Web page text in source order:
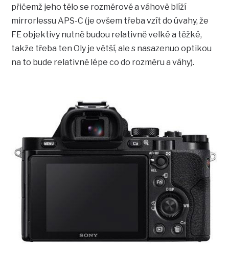
přičemž jeho tělo se rozměrově a váhově blíží
mirrorlessu APS-C (je ovšem třeba vzít do úvahy, že
FE objektivy nutně budou relativně velké a těžké,
takže třeba ten Oly je větší, ale s nasazenuo optikou
na to bude relativně lépe co do rozměru a váhy).